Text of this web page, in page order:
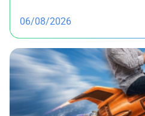
06/08/2026